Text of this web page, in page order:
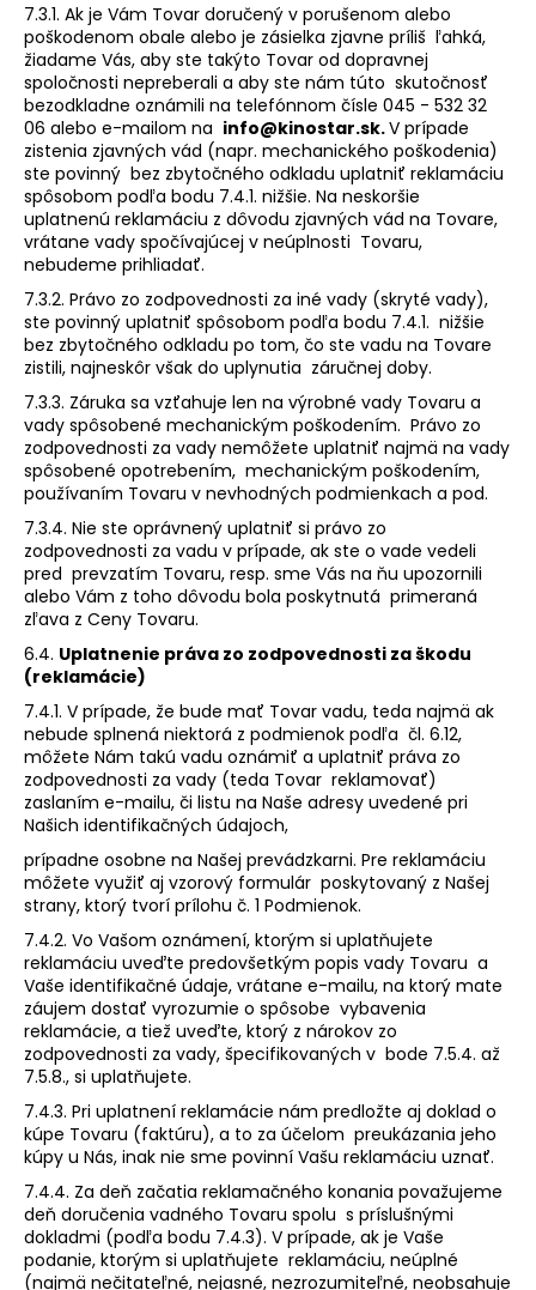
7.3.1. Ak je Vám Tovar doručený v porušenom alebo
poškodenom obale alebo je zásielka zjavne príliš ľahká,
žiadame Vás, aby ste takýto Tovar od dopravnej
spoločnosti nepreberali a aby ste nám túto skutočnosť
bezodkladne oznámili na telefónnom čísle 045 - 532 32
06 alebo e-mailom na info@kinostar.sk.V prípade
zistenia zjavných vád (napr. mechanického poškodenia)
ste povinný bez zbytočného odkladu uplatniť reklamáciu
spôsobom podľa bodu 7.4.1. nižšie. Na neskoršie
uplatnenú reklamáciu z dôvodu zjavných vád na Tovare,
vrátane vady spočívajúcej v neúplnosti Tovaru,
nebudeme prihliadať.
7.3.2. Právo zo zodpovednosti za iné vady (skryté vady),
ste povinný uplatniť spôsobom podľa bodu 7.4.1. nižšie
bez zbytočného odkladu po tom, čo ste vadu na Tovare
zistili, najneskôr však do uplynutia záručnej doby.
7.3.3. Záruka sa vzťahuje len na výrobné vady Tovaru a
vady spôsobené mechanickým poškodením. Právo zo
zodpovednosti za vady nemôžete uplatniť najmä na vady
spôsobené opotrebením, mechanickým poškodením,
používaním Tovaru v nevhodných podmienkach a pod.
7.3.4. Nie ste oprávnený uplatniť si právo zo
zodpovednosti za vadu v prípade, ak ste o vade vedeli
pred prevzatím Tovaru, resp. sme Vás na ňu upozornili
alebo Vám z toho dôvodu bola poskytnutá primeraná
zľava z Ceny Tovaru.
6.4. Uplatnenie práva zo zodpovednosti za škodu
(reklamácie)
7.4.1. V prípade, že bude mať Tovar vadu, teda najmä ak
nebude splnená niektorá z podmienok podľa čl. 6.12,
môžete Nám takú vadu oznámiť a uplatniť práva zo
zodpovednosti za vady (teda Tovar reklamovať)
zaslaním e-mailu, či listu na Naše adresy uvedené pri
Našich identifikačných údajoch,
prípadne osobne na Našej prevádzkarni. Pre reklamáciu
môžete využiť aj vzorový formulár poskytovaný z Našej
strany, ktorý tvorí prílohu č. 1 Podmienok.
7.4.2. Vo Vašom oznámení, ktorým si uplatňujete
reklamáciu uveďte predovšetkým popis vady Tovaru a
Vaše identifikačné údaje, vrátane e-mailu, na ktorý mate
záujem dostať vyrozumie o spôsobe vybavenia
reklamácie, a tiež uveďte, ktorý z nárokov zo
zodpovednosti za vady, špecifikovaných v bode 7.5.4. až
7.5.8., si uplatňujete.
7.4.3. Pri uplatnení reklamácie nám predložte aj doklad o
kúpe Tovaru (faktúru), a to za účelom preukázania jeho
kúpy u Nás, inak nie sme povinní Vašu reklamáciu uznať.
7.4.4. Za deň začatia reklamačného konania považujeme
deň doručenia vadného Tovaru spolu s príslušnými
dokladmi (podľa bodu 7.4.3). V prípade, ak je Vaše
podanie, ktorým si uplatňujete reklamáciu, neúplné
(najmä nečitateľné, nejasné, nezrozumiteľné, neobsahuje